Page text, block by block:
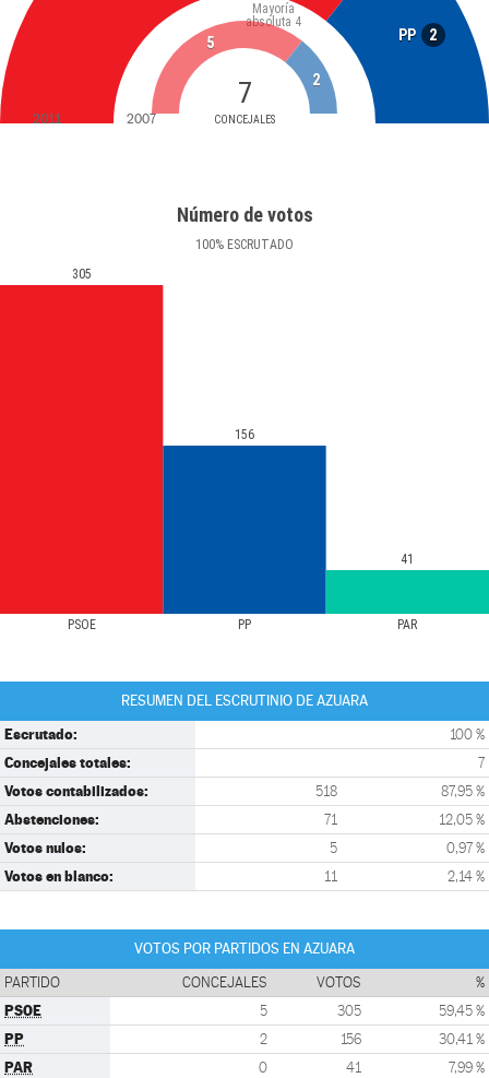
PP 2
7
CONCEJALES
Mayoría
absoluta 4
5
2
2011 2007
Número de votos
100% ESCRUTADO
PSOE PP PAR
305
156
41
RESUMEN DEL ESCRUTINIO DE AZUARA
Escrutado: 100 %
Concejales totales: 7
Votos contabilizados: 518 87,95 %
Abstenciones: 71 12,05 %
Votos nulos: 5 0,97 %
Votos en blanco: 11 2,14 %
VOTOS POR PARTIDOS EN AZUARA
PARTIDO CONCEJALES VOTOS %
PSOE 5 305 59,45 %
PP 2 156 30,41 %
PAR 0 41 7,99 %